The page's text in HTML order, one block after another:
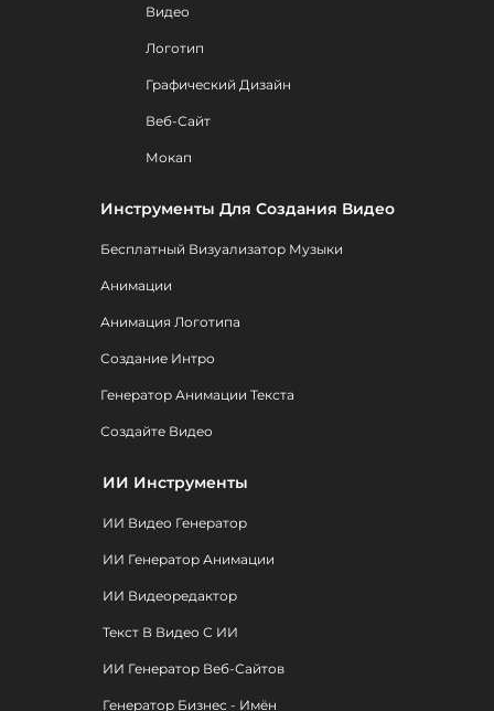
Видео
Логотип
Графический Дизайн
Веб-Сайт
Мокап
Инструменты Для Создания Видео
Бесплатный Визуализатор Музыки
Анимации
Анимация Логотипа
Создание Интро
Генератор Анимации Текста
Создайте Видео
ИИ Инструменты
ИИ Видео Генератор
ИИ Генератор Анимации
ИИ Видеоредактор
Текст В Видео С ИИ
ИИ Генератор Веб-Сайтов
Генератор Бизнес - Имён